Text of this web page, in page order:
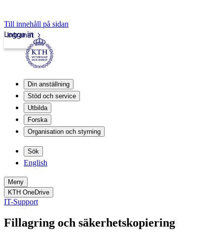
Till innehåll på sidan
Intranät
Logga in
Din anställning
Stöd och service
Utbilda
Forska
Organisation och styrning
Sök
English
Meny
KTH OneDrive
IT-Support
Fillagring och säkerhetskopiering